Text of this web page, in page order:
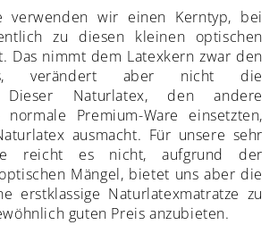
verwenden wir einen Kerntyp, bei
zu diesen kleinen optischen
Das nimmt dem Latexkern zwar den
verändert aber nicht die
Dieser Naturlatex, den andere
Premium-Ware einsetzten,
ausmacht. Für unsere sehr
reicht es nicht, aufgrund der
Mängel, bietet uns aber die
erstklassige Naturlatexmatratze zu
guten Preis anzubieten.